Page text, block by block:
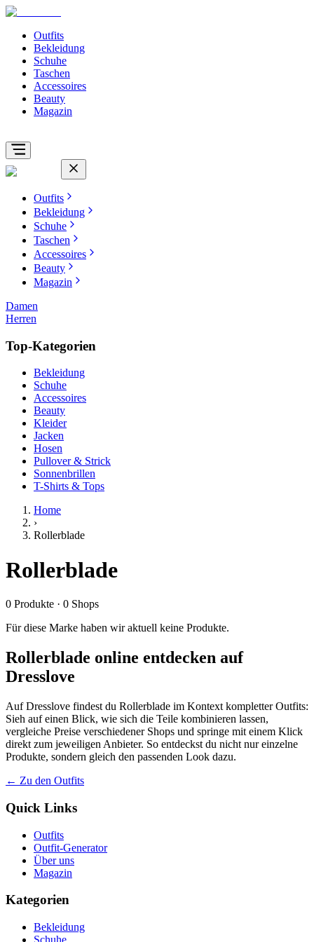
Outfits
Bekleidung
Schuhe
Taschen
Accessoires
Beauty
Magazin
Outfits
Bekleidung
Schuhe
Taschen
Accessoires
Beauty
Magazin
Damen
Herren
Top-Kategorien
Bekleidung
Schuhe
Accessoires
Beauty
Kleider
Jacken
Hosen
Pullover & Strick
Sonnenbrillen
T-Shirts & Tops
Home
›
Rollerblade
Rollerblade
0 Produkte · 0 Shops
Für diese Marke haben wir aktuell keine Produkte.
Rollerblade online entdecken auf
Dresslove
Auf Dresslove findest du Rollerblade im Kontext kompletter Outfits:
Sieh auf einen Blick, wie sich die Teile kombinieren lassen,
vergleiche Preise verschiedener Shops und springe mit einem Klick
direkt zum jeweiligen Anbieter. So entdeckst du nicht nur einzelne
Produkte, sondern gleich den passenden Look dazu.
← Zu den Outfits
Quick Links
Outfits
Outfit-Generator
Über uns
Magazin
Kategorien
Bekleidung
Schuhe